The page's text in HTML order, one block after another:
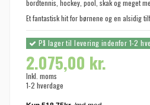
bordtennis, hockey, pool, skak og meget
Et fantastisk hit for børnene og en alsidig
På lager til levering indenfor 1-2
2.075,00 kr.
Inkl. moms
1-2 hverdage